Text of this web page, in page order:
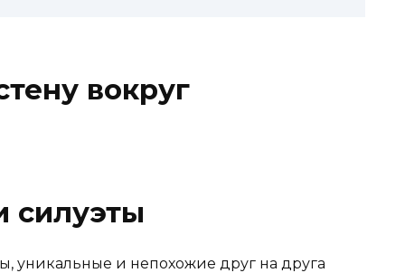
вокруг
силуэты
уникальные и непохожие друг на друга